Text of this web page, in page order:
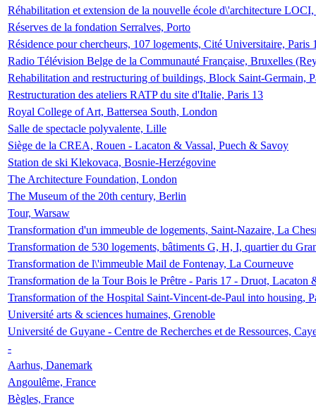
Réhabilitation et extension de la nouvelle école d\'architecture
Réserves de la fondation Serralves, Porto
Résidence pour chercheurs, 107 logements, Cité Universitaire, Paris
Radio Télévision Belge de la Communauté Française, Bruxelles
Rehabilitation and restructuring of buildings, Block Saint-Germain,
Restructuration des ateliers RATP du site d'Italie, Paris 13
Royal College of Art, Battersea South, London
Salle de spectacle polyvalente, Lille
Siège de la CREA, Rouen - Lacaton & Vassal, Puech & Savoy
Station de ski Klekovaca, Bosnie-Herzégovine
The Architecture Foundation, London
The Museum of the 20th century, Berlin
Tour, Warsaw
Transformation d'un immeuble de logements, Saint-Nazaire, La
Transformation de 530 logements, bâtiments G, H, I, quartier du
Transformation de l\'immeuble Mail de Fontenay, La Courneuve
Transformation de la Tour Bois le Prêtre - Paris 17 - Druot, Lacaton
Transformation of the Hospital Saint-Vincent-de-Paul into housing,
Université arts & sciences humaines, Grenoble
Université de Guyane - Centre de Recherches et de Ressources,
-
Aarhus, Danemark
Angoulême, France
Bègles, France